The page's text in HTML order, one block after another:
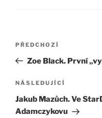
Navigace
příspěvek
Předchozí
příspěvek
PŘEDCHOZÍ
Zoe Black. První
Následující
příspěvek
NÁSLEDUJÍCÍ
Jakub Mazůch. Ve
Adamczykovu